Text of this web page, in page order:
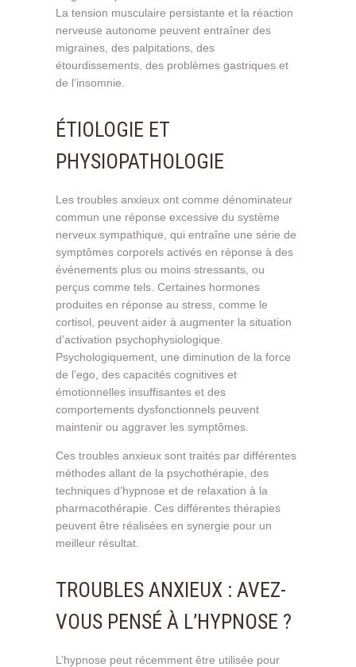
La tension musculaire persistante et la réaction
nerveuse autonome peuvent entraîner des
migraines, des palpitations, des
étourdissements, des problèmes gastriques et
de l’insomnie.
ÉTIOLOGIE ET
PHYSIOPATHOLOGIE
Les troubles anxieux ont comme dénominateur
commun une réponse excessive du système
nerveux sympathique, qui entraîne une série de
symptômes corporels activés en réponse à des
événements plus ou moins stressants, ou
perçus comme tels. Certaines hormones
produites en réponse au stress, comme le
cortisol, peuvent aider à augmenter la situation
d’activation psychophysiologique.
Psychologiquement, une diminution de la force
de l’ego, des capacités cognitives et
émotionnelles insuffisantes et des
comportements dysfonctionnels peuvent
maintenir ou aggraver les symptômes.
Ces troubles anxieux sont traités par différentes
méthodes allant de la psychothérapie, des
techniques d’hypnose et de relaxation à la
pharmacothérapie. Ces différentes thérapies
peuvent être réalisées en synergie pour un
meilleur résultat.
TROUBLES ANXIEUX : AVEZ-
VOUS PENSÉ À L’HYPNOSE ?
L’hypnose peut récemment être utilisée pour